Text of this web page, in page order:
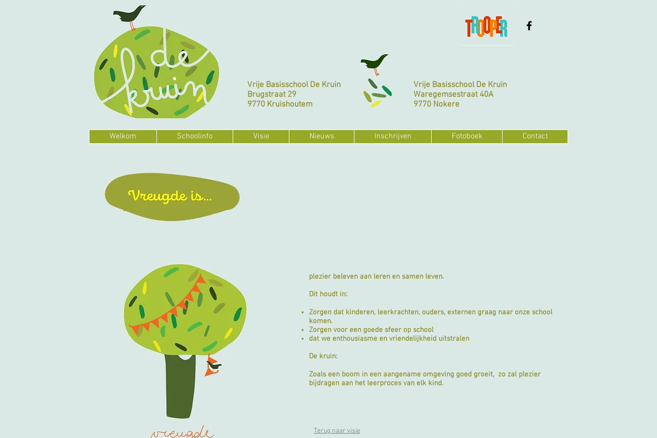
Vrije Basisschool De Kruin
Brugstraat 29
9770 Kruishoutem
Vrije Basisschool De Kruin
Waregemsestraat 40A
9770 Nokere
Welkom Schoolinfo Visie Nieuws Inschrijven Fotoboek Contact
plezier beleven aan leren en samen leven.
Dit houdt in:
Zorgen dat kinderen, leerkrachten, ouders, externen graag naar onze school
komen.
Zorgen voor een goede sfeer op school
dat we enthousiasme en vriendelijkheid uitstralen
De kruin:
Zoals een boom in een aangename omgeving goed groeit, zo zal plezier
bijdragen aan het leerproces van elk kind.
Terug naar visie